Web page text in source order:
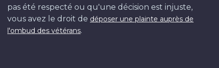
pas été respecté ou qu'une décision est injuste,
vous avez le droit de déposer une plainte auprès de
l'ombud des vétérans.